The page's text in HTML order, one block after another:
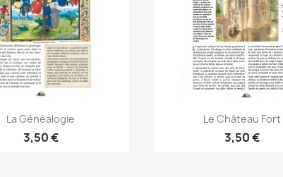
 Aperçu rapide
La Généalogie
3,50 €
Aperçu rapide
Le Château Fort
3,50 €